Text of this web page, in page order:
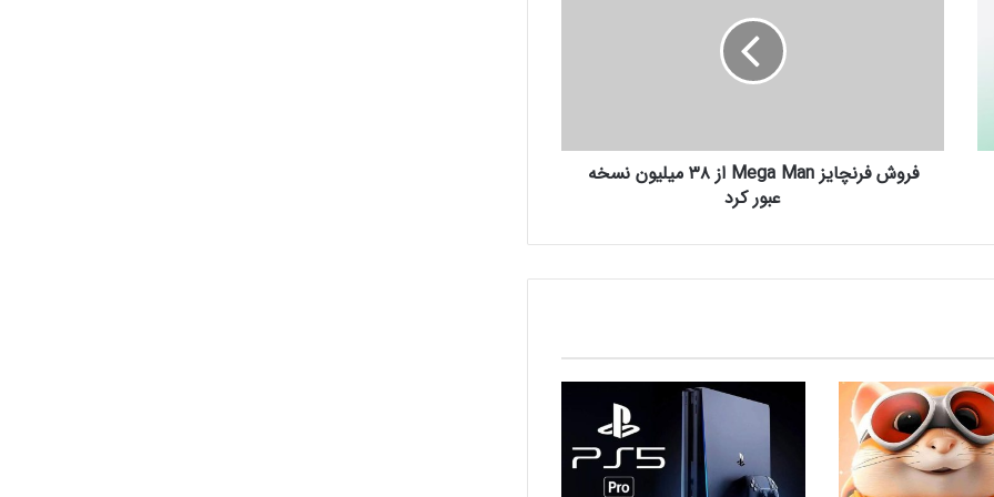
رفع فیلتر گوگل پلی به حل مشکلات سازندگان
بازی‌ها کمک خواهد کرد؟
جذب سرمایه ۱۰ میلیون دلاری توسط شرکت
بازی‌سازی ترکیه‌ای از سوئد
شبکه پلی‌استیشن (PSN) دچار اختلالات
منفی ندارد
کدام بازی‌های گروهی آنلاین بیشترین
محبوبیت را میان جوانان دارند؟
ا
e
n
ا
ز
۳
۸
م
فروش فرنچایز Mega Man از ۳۸ میلیون نسخه
عبور کرد